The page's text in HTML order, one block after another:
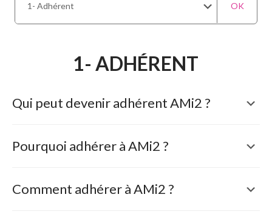
OK
1- ADHÉRENT
Qui peut devenir adhérent AMi2 ?
Pourquoi adhérer à AMi2 ?
Comment adhérer à AMi2 ?